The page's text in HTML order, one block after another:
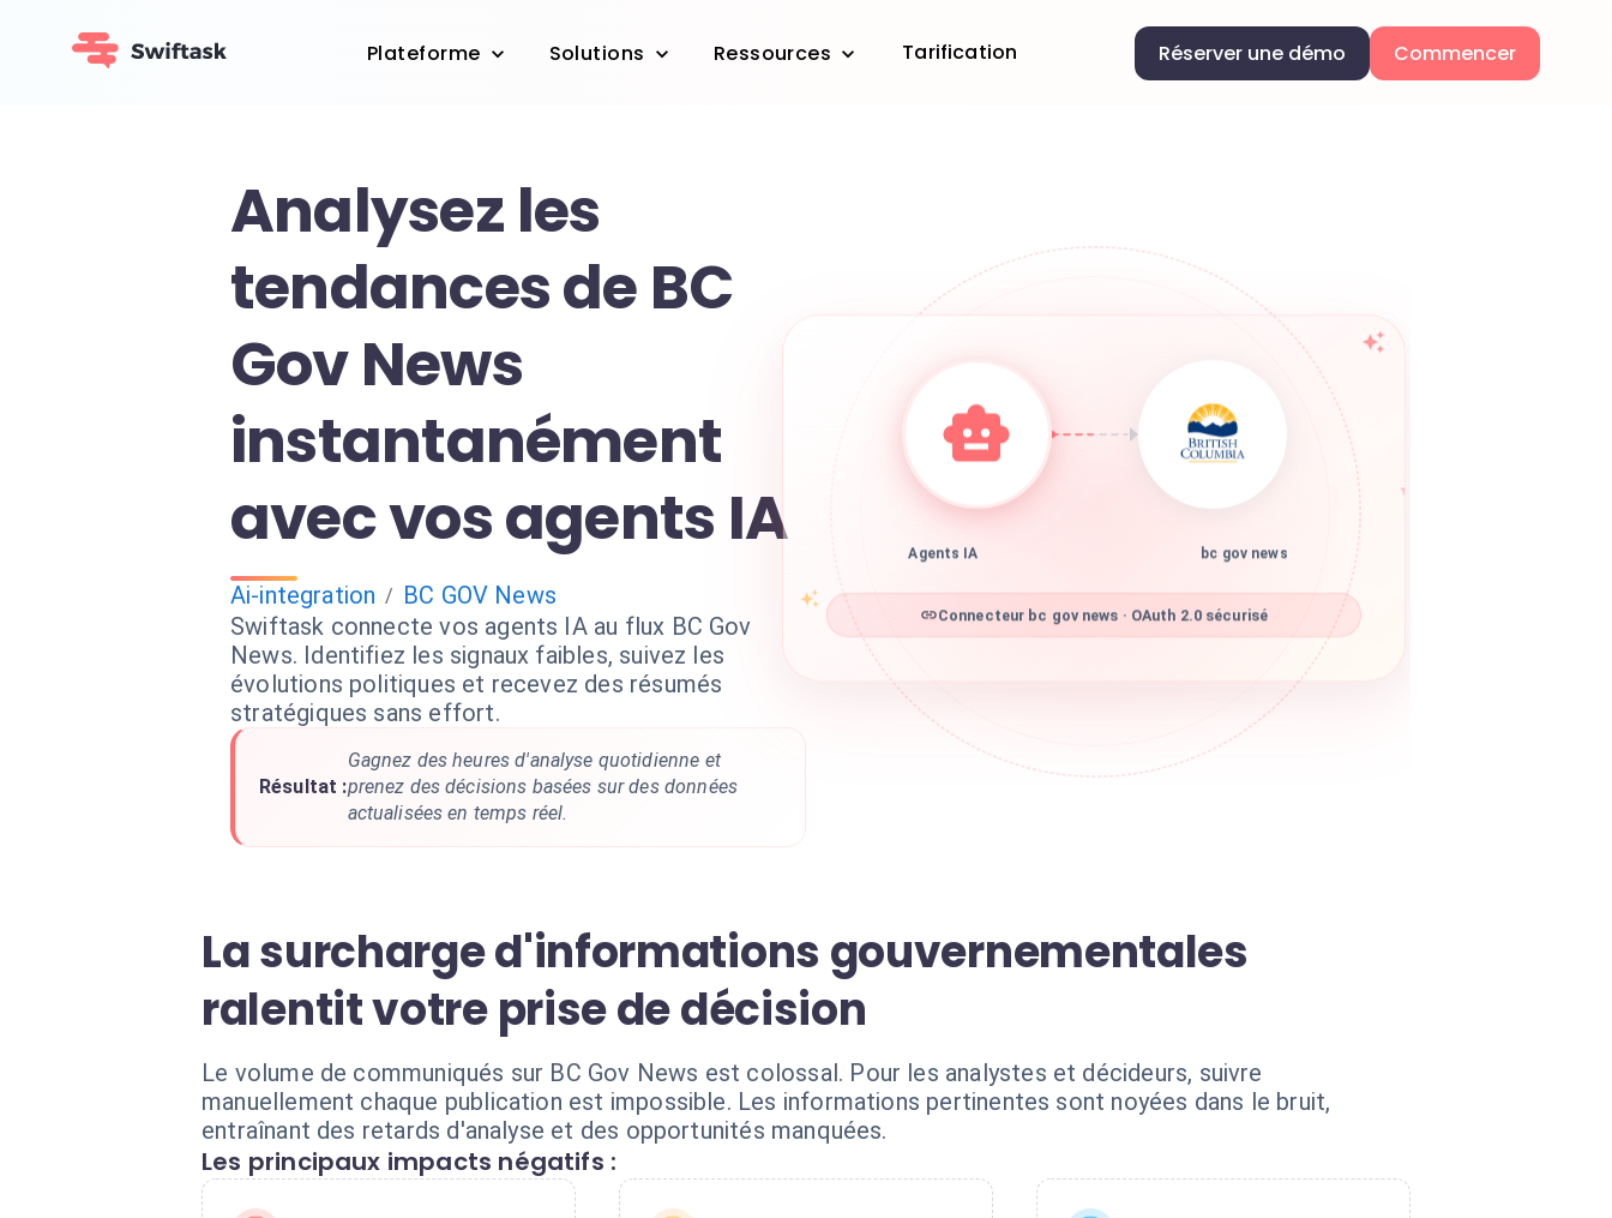
Plateforme Solutions Ressources Tarification Réserver une démo Commencer
Analysez les
tendances de BC
Gov News
instantanément
avec vos agents IA
Ai-integration / BC GOV News
Swiftask connecte vos agents IA au flux BC Gov
News. Identifiez les signaux faibles, suivez les
évolutions politiques et recevez des résumés
stratégiques sans effort.
Résultat :
Gagnez des heures d'analyse quotidienne et
prenez des décisions basées sur des données
actualisées en temps réel.
Agents IA bc gov news
Connecteur bc gov news · OAuth 2.0 sécurisé
La surcharge d'informations gouvernementales
ralentit votre prise de décision
Le volume de communiqués sur BC Gov News est colossal. Pour les analystes et décideurs, suivre
manuellement chaque publication est impossible. Les informations pertinentes sont noyées dans le bruit,
entraînant des retards d'analyse et des opportunités manquées.
Les principaux impacts négatifs :